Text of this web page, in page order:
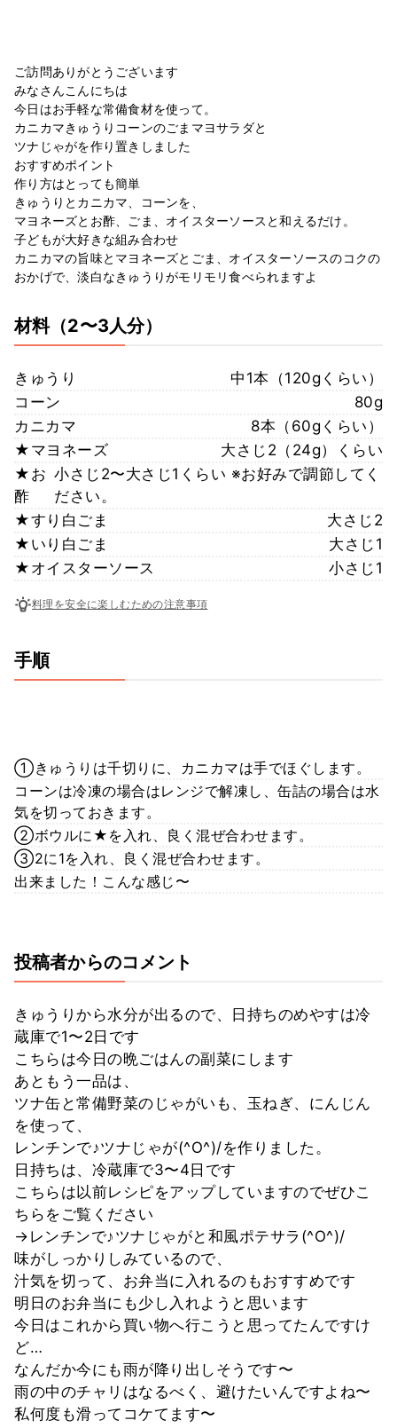
ご訪問ありがとうございます
みなさんこんにちは
今日はお手軽な常備食材を使って。
カニカマきゅうりコーンのごまマヨサラダと
ツナじゃがを作り置きしました
おすすめポイント
作り方はとっても簡単
きゅうりとカニカマ、コーンを、
マヨネーズとお酢、ごま、オイスターソースと和えるだけ。
子どもが大好きな組み合わせ
カニカマの旨味とマヨネーズとごま、オイスターソースのコクの
おかげで、淡白なきゅうりがモリモリ食べられますよ
材料（2〜3人分）
きゅうり
中1本（120gくらい）
コーン
80g
カニカマ
8本（60gくらい）
★マヨネーズ
大さじ2（24g）くらい
★お
酢
小さじ2〜大さじ1くらい ※お好みで調節してく
ださい。
★すり白ごま
大さじ2
★いり白ごま
大さじ1
★オイスターソース
小さじ1
料理を安全に楽しむための注意事項
手順
①きゅうりは千切りに、カニカマは手でほぐします。
コーンは冷凍の場合はレンジで解凍し、缶詰の場合は水
気を切っておきます。
②ボウルに★を入れ、良く混ぜ合わせます。
③2に1を入れ、良く混ぜ合わせます。
出来ました！こんな感じ〜
投稿者からのコメント
きゅうりから水分が出るので、日持ちのめやすは冷
蔵庫で1〜2日です
こちらは今日の晩ごはんの副菜にします
あともう一品は、
ツナ缶と常備野菜のじゃがいも、玉ねぎ、にんじん
を使って、
レンチンで♪ツナじゃが(^O^)/を作りました。
日持ちは、冷蔵庫で3〜4日です
こちらは以前レシピをアップしていますのでぜひこ
ちらをご覧ください
→レンチンで♪ツナじゃがと和風ポテサラ(^O^)/
味がしっかりしみているので、
汁気を切って、お弁当に入れるのもおすすめです
明日のお弁当にも少し入れようと思います
今日はこれから買い物へ行こうと思ってたんですけ
ど…
なんだか今にも雨が降り出しそうです〜
雨の中のチャリはなるべく、避けたいんですよね〜
私何度も滑ってコケてます〜